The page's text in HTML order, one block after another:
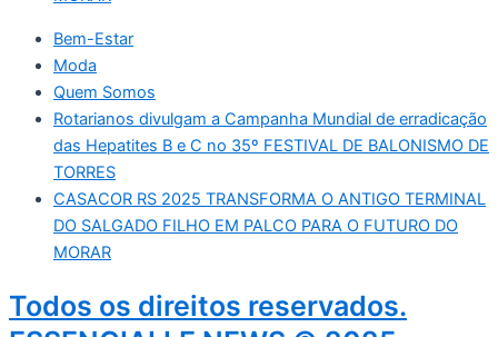
Bem-Estar
Moda
Quem Somos
Rotarianos divulgam a Campanha Mundial de erradicação
das Hepatites B e C no 35º FESTIVAL DE BALONISMO DE
TORRES
CASACOR RS 2025 TRANSFORMA O ANTIGO TERMINAL
DO SALGADO FILHO EM PALCO PARA O FUTURO DO
MORAR
Todos os direitos reservados.